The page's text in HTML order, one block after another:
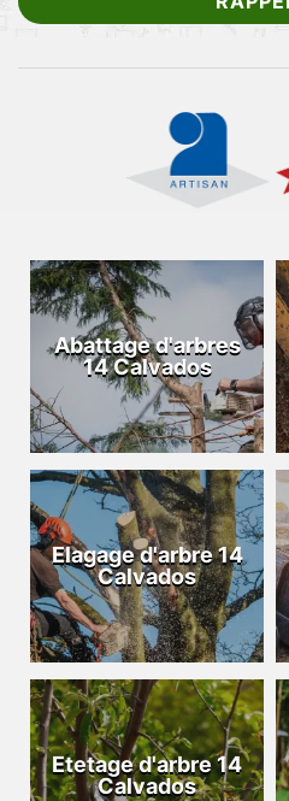
Abattage d'arbres
14 Calvados
Elagage d'arbre 14
Calvados
Etetage d'arbre 14
Calvados